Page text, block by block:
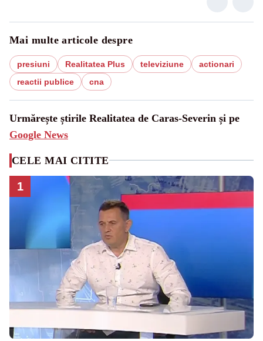
Mai multe articole despre
presiuni Realitatea Plus televiziune
actionari
reactii publice
cna
Urmărește știrile Realitatea de Caras-Severin și pe
Google News
CELE MAI CITITE
1